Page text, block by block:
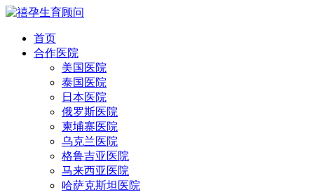
首页
合作医院
美国医院
泰国医院
日本医院
俄罗斯医院
柬埔寨医院
乌克兰医院
格鲁吉亚医院
马来西亚医院
哈萨克斯坦医院